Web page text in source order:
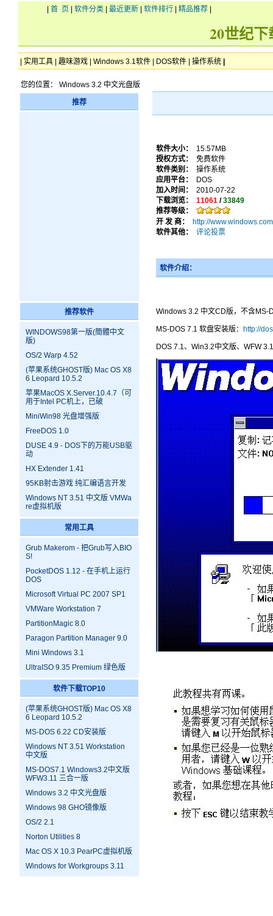
首 页 软件分类 最近更新 软件排行 精品推荐
20世纪
实用工具 趣味游戏 Windows 3.1软件 DOS软件 操作系统
您的位置： Windows 3.2 中文光盘版
推荐
推荐软件
WINDOWS98第一版(簡體中文
版)
OS/2 Warp 4.52
(苹果系统GHOST版) Mac OS X8
6 Leopard 10.5.2
苹果MacOS X.Server.10.4.7（可
用于Intel PC机上，已破
MiniWin98 光盘增强版
FreeDOS 1.0
DUSE 4.9 - DOS下的万能USB驱
动
HX Extender 1.41
95KB射击游戏 纯汇编语言开发
Windows NT 3.51 中文版 VMWa
re虚拟机版
常用工具
Grub Makerom - 把Grub写入BIO
S!
PocketDOS 1.12 - 在手机上运行
DOS
Microsoft Virtual PC 2007 SP1
VMWare Workstation 7
PartitionMagic 8.0
Paragon Partition Manager 9.0
Mini Windows 3.1
UltraISO 9.35 Premium 绿色版
软件下载TOP10
(苹果系统GHOST版) Mac OS X8
6 Leopard 10.5.2
MS-DOS 6.22 CD安装版
Windows NT 3.51 Workstation
中文版
MS-DOS7.1 Windows3.2中文版
WFW3.11 三合一版
Windows 3.2 中文光盘版
Windows 98 GHO镜像版
OS/2 2.1
Norton Utilities 8
Mac OS X 10.3 PearPC虚拟机版
Windows for Workgroups 3.11
软件大小：
15.57MB
授权方式：
免费软件
软件类别：
操作系统
应用平台：
DOS
加入时间：
2010-07-22
下载浏览：
11061 /33849
推荐等级：
开 发 商：
http://www.windows.com
软件其他：
评论投票
软件介绍：
Windows 3.2 中文CD版，不含MS-
MS-DOS 7.1 软盘安装版： http://
DOS 7.1、Win3.2中文版、WFW